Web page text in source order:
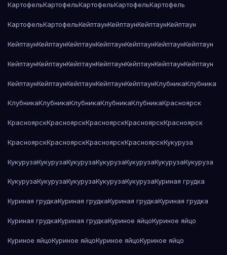
КартофельКартофельКартофельКартофельКартофель
КартофельКартофельКейптаунКейптаунКейптаунКейптаун
КейптаунКейптаунКейптаунКейптаунКейптаунКейптаунКейптаун
КейптаунКейптаунКейптаунКейптаунКейптаунКейптаунКейптаун
КейптаунКейптаунКейптаунКейптаунКейптаунКлубникаКлубника
КлубникаКлубникаКлубникаКлубникаКлубникаКрасноярск
КрасноярскКрасноярскКрасноярскКрасноярскКрасноярск
КрасноярскКрасноярскКрасноярскКрасноярскКукуруза
КукурузаКукурузаКукурузаКукурузаКукурузаКукурузаКукуруза
КукурузаКукурузаКукурузаКукурузаКукурузаКуриная грудка
Куриная грудкаКуриная грудкаКуриная грудкаКуриная грудка
Куриная грудкаКуриная грудкаКуриное яйцоКуриное яйцо
Куриное яйцоКуриное яйцоКуриное яйцоКуриное яйцо